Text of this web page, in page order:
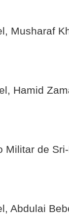
Musharaf
Hamid
Militar de
Abdulai